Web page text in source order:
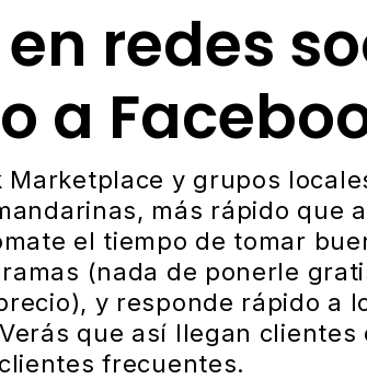
en redes
a
Marketplace y grupos
más rápido que
el tiempo de tomar
(nada de ponerle
y responde rápido a
que así llegan
frecuentes.